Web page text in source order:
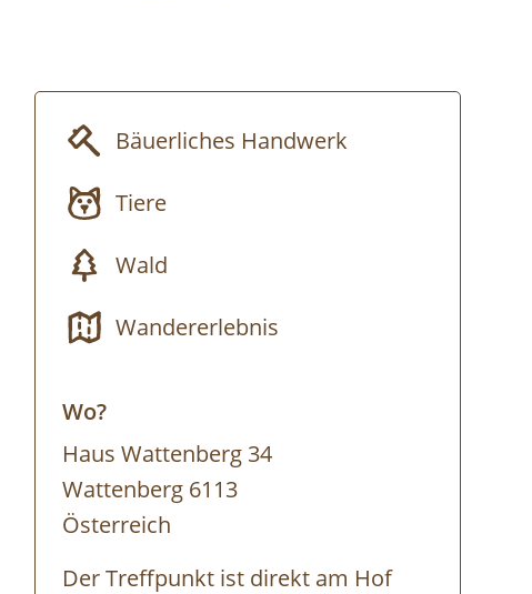
Bäuerliches Handwerk
Tiere
Wald
Wandererlebnis
Wo?
Haus Wattenberg 34
Wattenberg 6113
Österreich
Der Treffpunkt ist direkt am Hof